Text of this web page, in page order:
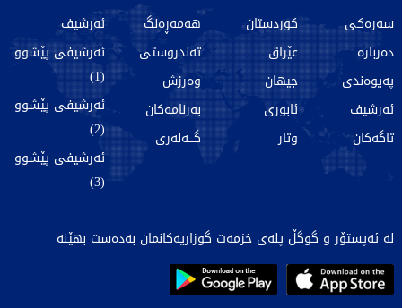
سەرەکی
دەربارە
پەیوەندی
ئەرشیف
تاگەکان
کوردستان
عێراق
جیهان
ئابوری
وتار
هەمەڕەنگ
تەندروستی
وەرزش
بەرنامەکان
گـــەلەری
ئەرشیف
ئەرشیفی پێشوو
(1)
ئەرشیفی پێشوو
(2)
ئەرشیفی پێشوو
(3)
لە ئەپستۆر و گوگڵ پلەی خزمەت گوزاریەکانمان بەدەست بهێنە